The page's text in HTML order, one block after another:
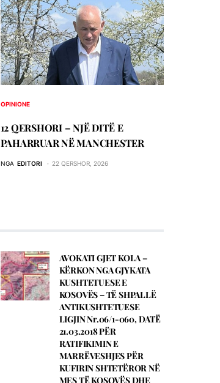
OPINIONE
12 QERSHORI – NJË DITË E
PAHARRUAR NË MANCHESTER
NGA EDITORI 22 QERSHOR, 2026
AVOKATI GJET KOLA –
KЁRKON NGA GJYKATA
KUSHTETUESE E
KOSOVЁS – TЁ SHPALLЁ
ANTIKUSHTETUESE
LIGJIN Nr.06/1-060, DATЁ
21.03.2018 PЁR
RATIFIKIMIN E
MARRЁVESHJES PЁR
KUFIRIN SHTETЁROR NЁ
MES TЁ KOSOVЁS DHE